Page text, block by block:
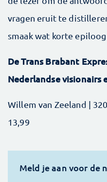
vragen eruit te
smaak wat korte
De Trans Brabant
Nederlandse visionairs
Willem van Zeeland |
13,99
Meld je aan voor de